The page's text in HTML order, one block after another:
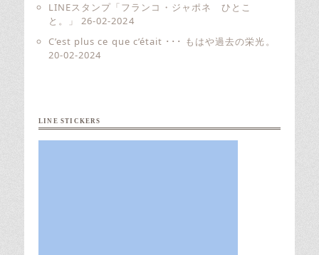
LINEスタンプ「フランコ・ジャポネ ひとこ
と。」
26-02-2024
C’est plus ce que c’était ･･･ もはや過去の栄光。
20-02-2024
LINE STICKERS